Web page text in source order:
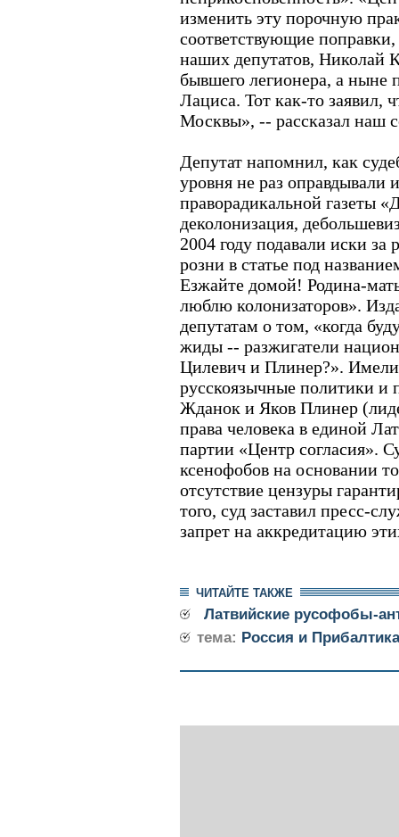
изменить эту порочную
соответствующие
наших депутатов, Николай
бывшего легионера, а ныне
Лациса. Тот как-то заявил,
Москвы», -- рассказал наш
Депутат напомнил, как
уровня не раз оправдывали
праворадикальной газеты
деколонизация,
2004 году подавали иски
розни в статье под
Езжайте домой! Родина-
люблю колонизаторов».
депутатам о том, «когда
жиды -- разжигатели
Цилевич и Плинер?».
русскоязычные политики и
Жданок и Яков Плинер
права человека в единой
партии «Центр согласия».
ксенофобов на основании
отсутствие цензуры
того, суд заставил пресс-
запрет на аккредитацию
ЧИТАЙТЕ ТАКЖЕ
Латвийские русофобы-
тема: Россия и Прибалтика